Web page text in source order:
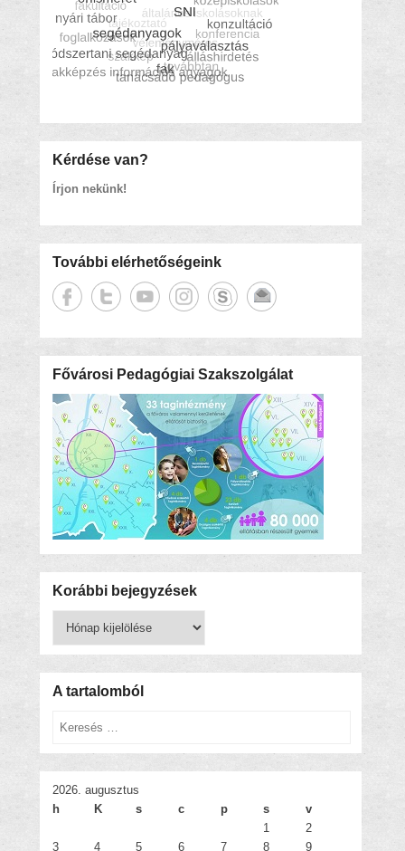
Kérdése van?
Írjon nekünk!
További elérhetőségeink
Fővárosi Pedagógiai Szakszolgálat
Korábbi bejegyzések
bejegyzések
A tartalomból
Keresés
2026. augusztus
h
K s c p s
v
1
2
3
4 5 6 7 8 9